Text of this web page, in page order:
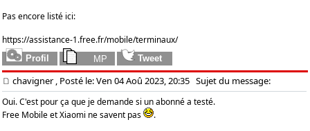
Pas encore listé ici:
https://assistance-1.free.fr/mobile/terminaux/
chavigner, Posté le: Ven 04 Aoû 2023, 20:35 Sujet du message:
Oui. C'est pour ça que je demande si un abonné a testé.
Free Mobile et Xiaomi ne savent pas
.